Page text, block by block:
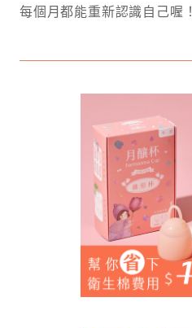
每個月都能重新認識自己喔！